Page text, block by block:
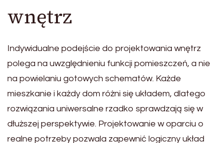
wnętrz
Indywidualne podejście do projektowania wnętrz
polega na uwzględnieniu funkcji pomieszczeń, a nie
na powielaniu gotowych schematów. Każde
mieszkanie i każdy dom różni się układem, dlatego
rozwiązania uniwersalne rzadko sprawdzają się w
dłuższej perspektywie. Projektowanie w oparciu o
realne potrzeby pozwala zapewnić logiczny układ